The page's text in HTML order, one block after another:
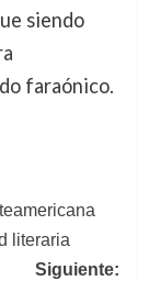
siendo
faraónico.
literaria
Siguiente: